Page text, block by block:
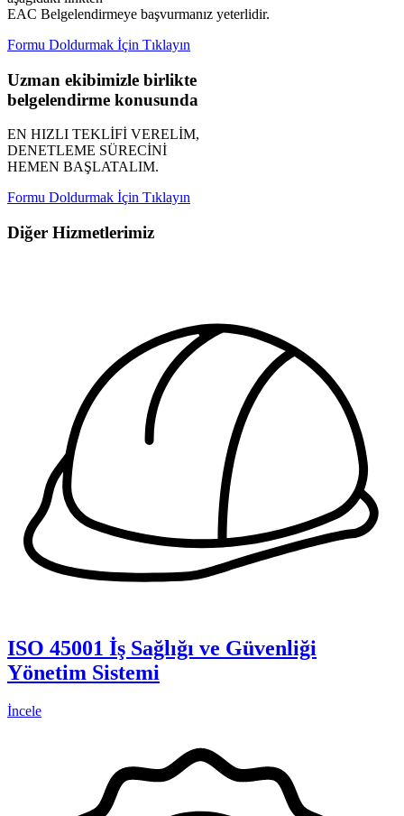
EAC Belgelendirmeye başvurmanız yeterlidir.
Formu Doldurmak İçin Tıklayın
Uzman ekibimizle birlikte
belgelendirme konusunda
EN HIZLI TEKLİFİ VERELİM,
DENETLEME SÜRECİNİ
HEMEN BAŞLATALIM.
Formu Doldurmak İçin Tıklayın
Diğer Hizmetlerimiz
ISO 45001 İş Sağlığı ve Güvenliği
Yönetim Sistemi
İncele